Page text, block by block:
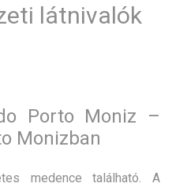
látnivalók
Porto Moniz –
Monizban
medence található. A